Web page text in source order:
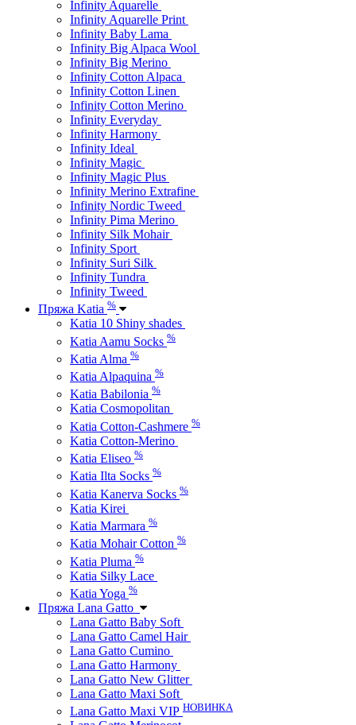
Infinity Aquarelle
Infinity Aquarelle Print
Infinity Baby Lama
Infinity Big Alpaca Wool
Infinity Big Merino
Infinity Cotton Alpaca
Infinity Cotton Linen
Infinity Cotton Merino
Infinity Everyday
Infinity Harmony
Infinity Ideal
Infinity Magic
Infinity Magic Plus
Infinity Merino Extrafine
Infinity Nordic Tweed
Infinity Pima Merino
Infinity Silk Mohair
Infinity Sport
Infinity Suri Silk
Infinity Tundra
Infinity Tweed
Пряжа Katia %
Katia 10 Shiny shades
Katia Aamu Socks %
Katia Alma %
Katia Alpaquina %
Katia Babilonia %
Katia Cosmopolitan
Katia Cotton-Cashmere %
Katia Cotton-Merino
Katia Eliseo %
Katia Ilta Socks %
Katia Kanerva Socks %
Katia Kirei
Katia Marmara %
Katia Mohair Cotton %
Katia Pluma %
Katia Silky Lace
Katia Yoga %
Пряжа Lana Gatto
Lana Gatto Baby Soft
Lana Gatto Camel Hair
Lana Gatto Cumino
Lana Gatto Harmony
Lana Gatto New Glitter
Lana Gatto Maxi Soft
Lana Gatto Maxi VIP НОВИНКА